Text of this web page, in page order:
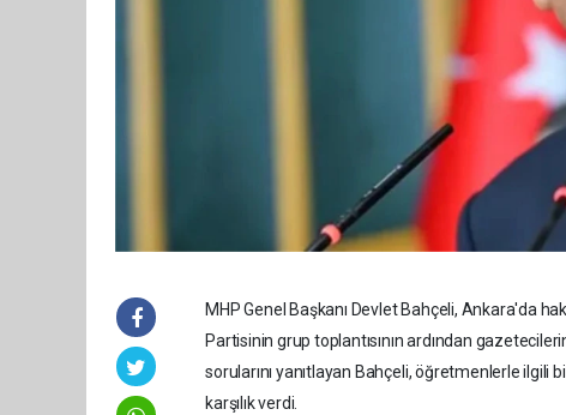
MHP Genel Başkanı Devlet Bahçeli, Ankara'da
Partisinin grup toplantısının ardından
sorularını yanıtlayan Bahçeli, öğretmenlerle ilgili
karşılık verdi.